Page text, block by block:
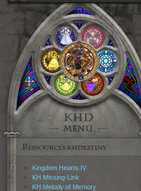
Kingdom Hearts IV
KH Missing-Link
KH Melody of Memory